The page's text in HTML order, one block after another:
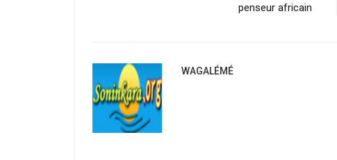
penseur africain
WAGALÉMÉ